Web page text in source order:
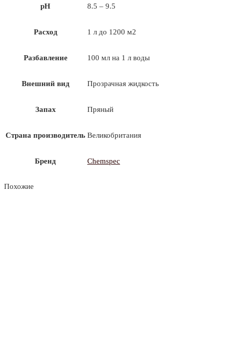
pH 8.5 – 9.5
Расход 1 л до 1200 м2
Разбавление 100 мл на 1 л воды
Внешний вид Прозрачная жидкость
Запах Пряный
Страна производитель Великобритания
Бренд Chemspec
Похожие